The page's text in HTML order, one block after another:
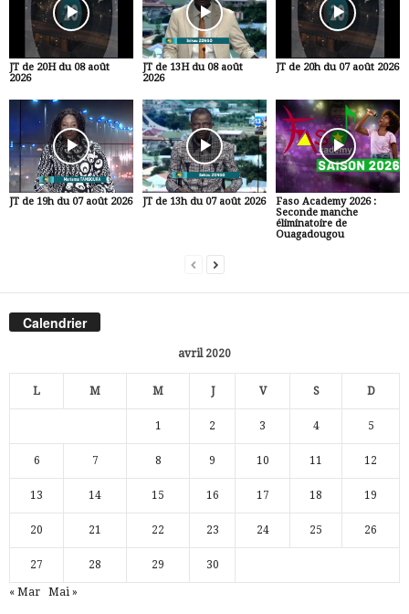
JT de 20H du 08 août
2026
JT de 13H du 08 août
2026
JT de 20h du 07 août 2026
JT de 19h du 07 août 2026 JT de 13h du 07 août 2026
Faso Academy 2026 :
Seconde manche
éliminatoire de
Ouagadougou
Calendrier
avril 2020
L M M J V S D
1 2 3 4 5
6 7 8 9 10 11 12
13 14 15 16 17 18 19
20 21 22 23 24 25 26
27 28 29 30
« Mar Mai »